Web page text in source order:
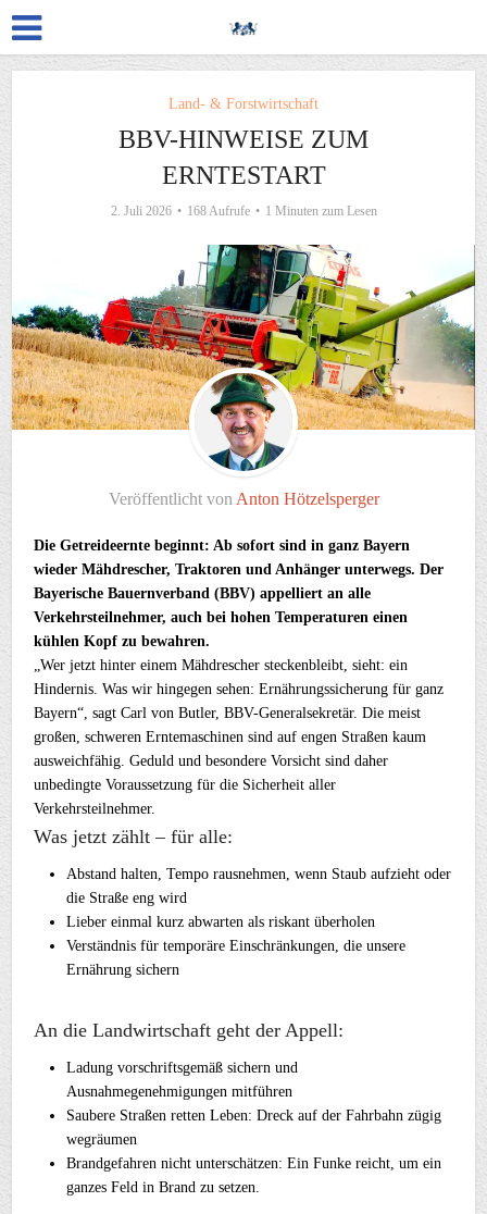
Land- & Forstwirtschaft
BBV-HINWEISE ZUM
ERNTESTART
2. Juli 2026 168 Aufrufe 1 Minuten zum Lesen
Veröffentlicht von Anton Hötzelsperger
Die Getreideernte beginnt: Ab sofort sind in ganz Bayern
wieder Mähdrescher, Traktoren und Anhänger unterwegs. Der
Bayerische Bauernverband (BBV) appelliert an alle
Verkehrsteilnehmer, auch bei hohen Temperaturen einen
kühlen Kopf zu bewahren.
„Wer jetzt hinter einem Mähdrescher steckenbleibt, sieht: ein
Hindernis. Was wir hingegen sehen: Ernährungssicherung für ganz
Bayern“, sagt Carl von Butler, BBV-Generalsekretär. Die meist
großen, schweren Erntemaschinen sind auf engen Straßen kaum
ausweichfähig. Geduld und besondere Vorsicht sind daher
unbedingte Voraussetzung für die Sicherheit aller
Verkehrsteilnehmer.
Was jetzt zählt – für alle:
Abstand halten, Tempo rausnehmen, wenn Staub aufzieht oder
die Straße eng wird
Lieber einmal kurz abwarten als riskant überholen
Verständnis für temporäre Einschränkungen, die unsere
Ernährung sichern
An die Landwirtschaft geht der Appell:
Ladung vorschriftsgemäß sichern und
Ausnahmegenehmigungen mitführen
Saubere Straßen retten Leben: Dreck auf der Fahrbahn zügig
wegräumen
Brandgefahren nicht unterschätzen: Ein Funke reicht, um ein
ganzes Feld in Brand zu setzen.